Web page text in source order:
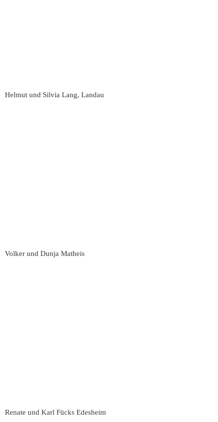
Helmut und Silvia Lang, Landau
Volker und Dunja Matheis
Renate und Karl Fücks Edesheim